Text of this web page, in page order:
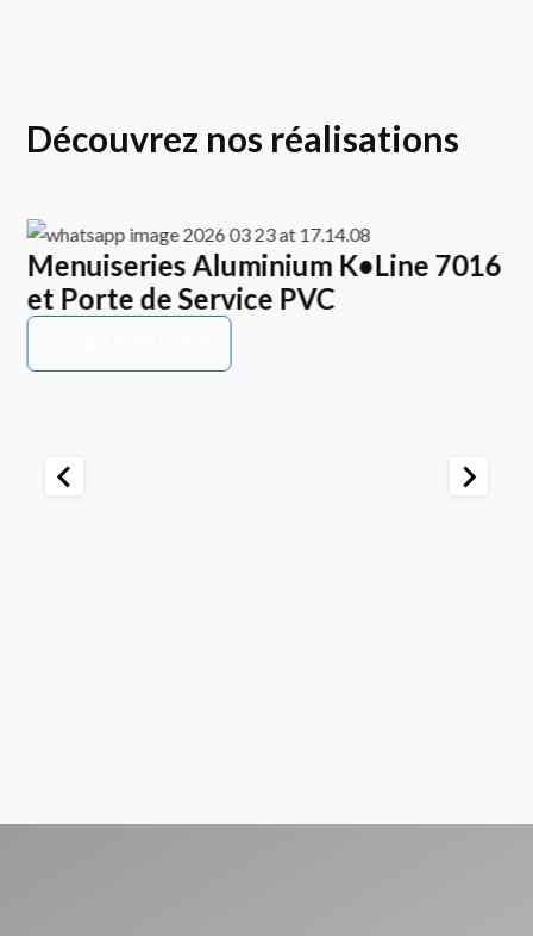
Découvrez nos réalisations
Menuiseries Aluminium K•Line 7016
et Porte de Service PVC